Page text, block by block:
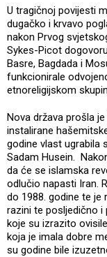
U tragičnoj povijesti
dugačko i krvavo
nakon Prvog
Sykes-Picot
Basre, Bagdada i
funkcionirale
etnoreligijskom
Nova država prošla
instalirane
godine vlast ugrabila
Sadam Husein.
da će se islamska
odlučio napasti Iran.
do 1988. godine te
razini te posljedično i
koje su izrazito
koja je imala dobre
su godine bile